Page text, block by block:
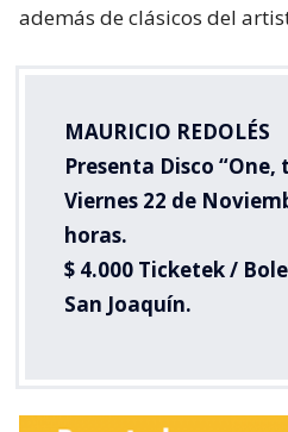
además de clásicos del
MAURICIO REDOLÉS
Presenta Disco
Viernes 22 de
horas.
$ 4.000 Ticketek /
San Joaquín.